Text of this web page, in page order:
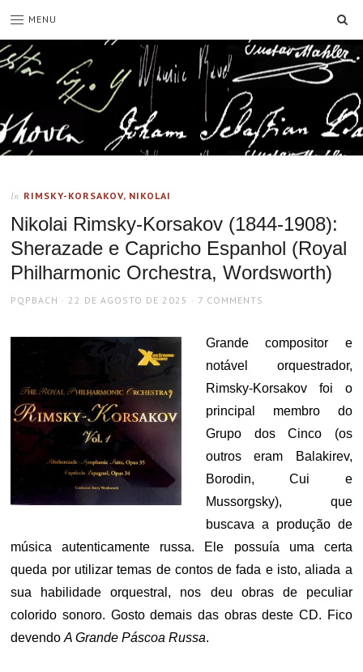
MENU
In RIMSKY-KORSAKOV, NIKOLAI
Nikolai Rimsky-Korsakov (1844-1908):
Sherazade e Capricho Espanhol (Royal
Philharmonic Orchestra, Wordsworth)
AUTHOR
PQPBACH
POSTED
22 DE AGOSTO DE 2025 7 COMMENTS
Grande compositor e
notável orquestrador,
Rimsky-Korsakov foi o
principal membro do
Grupo dos Cinco (os
outros eram Balakirev,
Borodin, Cui e
Mussorgsky), que
buscava a produção de
música autenticamente russa. Ele possuía uma certa
queda por utilizar temas de contos de fada e isto, aliada a
sua habilidade orquestral, nos deu obras de peculiar
colorido sonoro. Gosto demais das obras deste CD. Fico
devendoA Grande Páscoa Russa.